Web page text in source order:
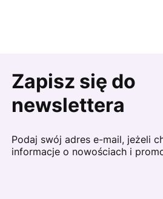
Zapisz się do
newslettera
Podaj swój adres e-mail, jeżeli
informacje o nowościach i